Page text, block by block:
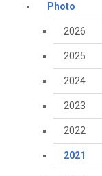
Photo
2026
2025
2024
2023
2022
2021